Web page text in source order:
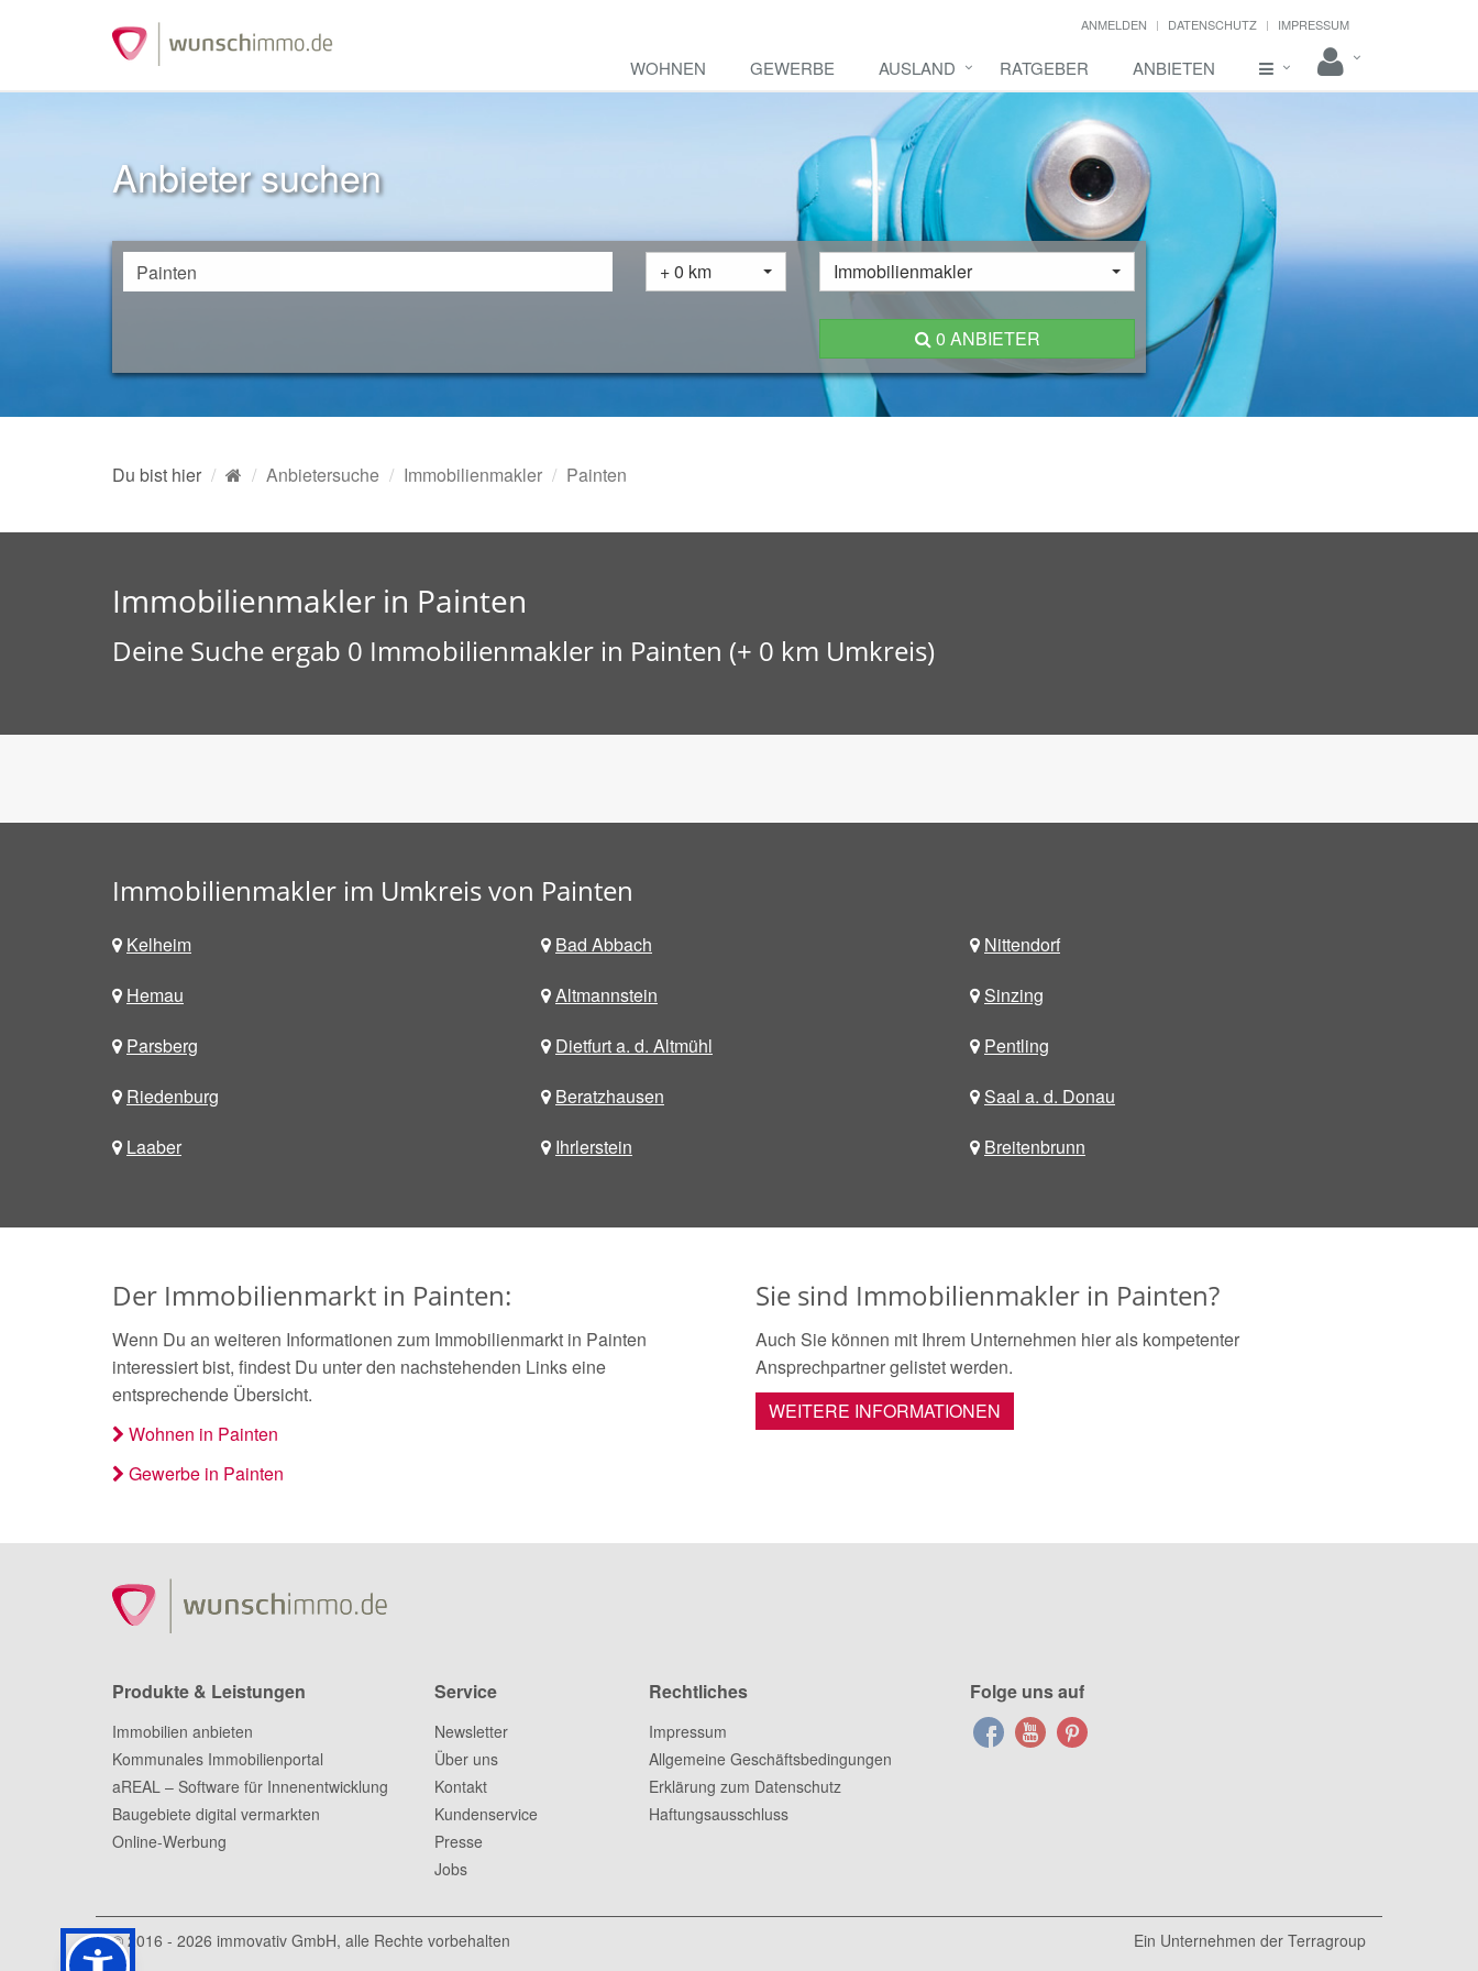
ANMELDEN DATENSCHUTZ IMPRESSUM
WOHNEN GEWERBE AUSLAND RATGEBER ANBIETEN
Anbieter suchen
+ 0 km Immobilienmakler
0 ANBIETER
Du bist hier Anbietersuche Immobilienmakler Painten
Immobilienmakler in Painten
Deine Suche ergab 0 Immobilienmakler in Painten (+ 0 km Umkreis)
Immobilienmakler im Umkreis von Painten
Kelheim Bad Abbach
Nittendorf
Hemau
Altmannstein
Sinzing
Parsberg
Dietfurt a. d. Altmühl
Pentling
Riedenburg
Beratzhausen
Saal a. d. Donau
Laaber
Ihrlerstein Breitenbrunn
Der Immobilienmarkt in Painten:
Wenn Du an weiteren Informationen zum Immobilienmarkt in Painten
interessiert bist, findest Du unter den nachstehenden Links eine
entsprechende Übersicht.
Wohnen in Painten
Gewerbe in Painten
Sie sind Immobilienmakler in Painten?
Auch Sie können mit Ihrem Unternehmen hier als kompetenter
Ansprechpartner gelistet werden.
WEITERE INFORMATIONEN
Produkte & Leistungen
Immobilien anbieten
Kommunales Immobilienportal
aREAL – Software für Innenentwicklung
Baugebiete digital vermarkten
Online-Werbung
Service
Newsletter
Über uns
Kontakt
Kundenservice
Presse
Jobs
Rechtliches
Impressum
Allgemeine Geschäftsbedingungen
Erklärung zum Datenschutz
Haftungsausschluss
Folge uns auf
© 2016 - 2026 immovativ GmbH, alle Rechte vorbehalten Ein Unternehmen der Terragroup